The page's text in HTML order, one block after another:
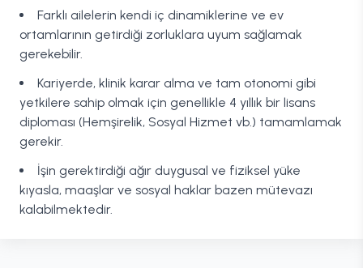
Farklı ailelerin kendi iç dinamiklerine ve ev
ortamlarının getirdiği zorluklara uyum sağlamak
gerekebilir.
Kariyerde, klinik karar alma ve tam otonomi gibi
yetkilere sahip olmak için genellikle 4 yıllık bir lisans
diploması (Hemşirelik, Sosyal Hizmet vb.) tamamlamak
gerekir.
İşin gerektirdiği ağır duygusal ve fiziksel yüke
kıyasla, maaşlar ve sosyal haklar bazen mütevazı
kalabilmektedir.